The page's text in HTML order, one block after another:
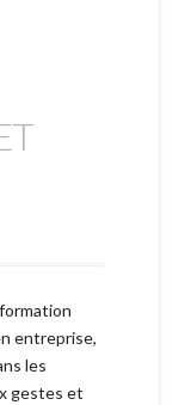
entreprise,
les
gestes et